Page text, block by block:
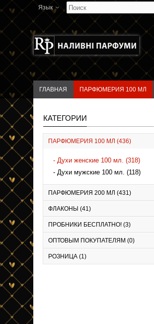
Язык
ГЛАВНАЯ ПАРФЮМЕРИЯ 100 МЛ
КАТЕГОРИИ
ПАРФЮМЕРИЯ 100 МЛ (436)
Духи женские 100 мл. (318)
Духи мужские 100 мл. (118)
ПАРФЮМЕРИЯ 200 МЛ (431)
ФЛАКОНЫ (41)
ПРОБНИКИ БЕСПЛАТНО! (3)
ОПТОВЫМ ПОКУПАТЕЛЯМ (0)
РОЗНИЦА (1)